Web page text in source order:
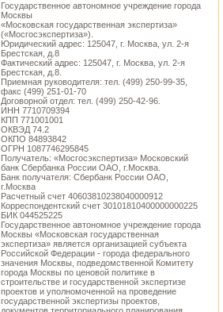
Государственное автономное учреждение города
Москвы
«Московская государственная экспертиза»
(«Мосгосэкспертиза»).
Юридический адрес: 125047, г. Москва, ул. 2-я
Брестская, д.8
Фактический адрес: 125047, г. Москва, ул. 2-я
Брестская, д.8.
Приемная руководителя: тел. (499) 250-99-35,
факс (499) 251-01-70
Договорной отдел: тел. (499) 250-42-96.
ИНН 7710709394
КПП 771001001
ОКВЭД 74.2
ОКПО 84893842
ОГРН 1087746295845
Получатель: «Мосгосэкспертиза» Московский
банк Сбербанка России ОАО, г.Москва.
Банк получателя: Сбербанк России ОАО,
г.Москва
Расчетный счет 40603810238040000912
Корреспондентский счет 30101810400000000225
БИК 044525225
Государственное автономное учреждение города
Москвы «Московская государственная
экспертиза» является организацией субъекта
Российской Федерации - города федерального
значения Москвы, подведомственной Комитету
города Москвы по ценовой политике в
строительстве и государственной экспертизе
проектов и уполномоченной на проведение
государственной экспертизы проектов,